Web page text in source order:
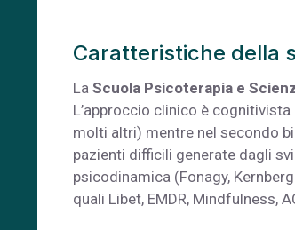
Caratteristiche della
La Scuola Psicoterapia e
L’approccio clinico è cognitivista
molti altri) mentre nel secondo
pazienti difficili generate dagli
psicodinamica (Fonagy,
quali Libet, EMDR, Mindfulness,